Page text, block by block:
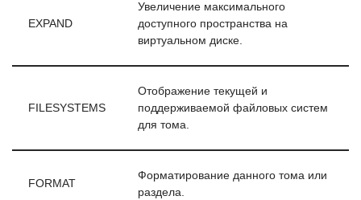
EXPAND
Увеличение максимального
доступного пространства на
виртуальном диске.
FILESYSTEMS
Отображение текущей и
поддерживаемой файловых систем
для тома.
FORMAT
Форматирование данного тома или
раздела.